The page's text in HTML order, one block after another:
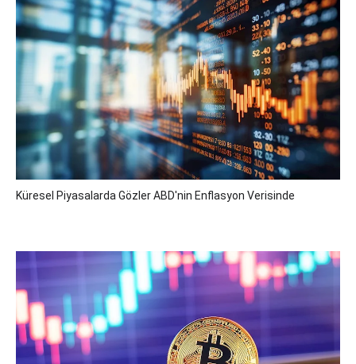
Küresel Piyasalarda Gözler ABD'nin Enflasyon Verisinde